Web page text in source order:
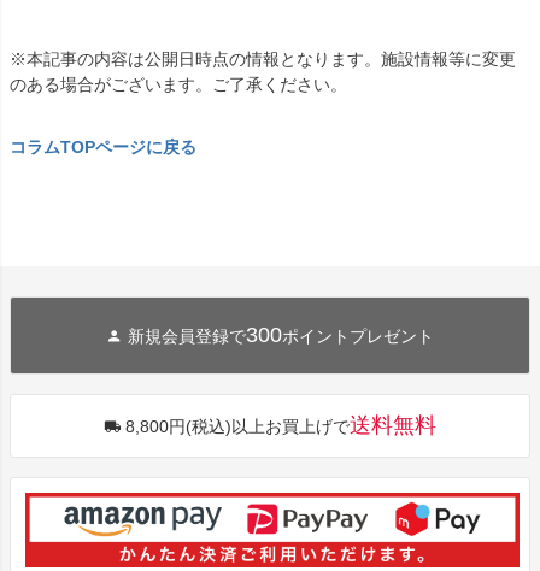
※本記事の内容は公開日時点の情報となります。施設情報等に変更
のある場合がございます。ご了承ください。
コラムTOPページに戻る
新規会員登録で300ポイントプレゼント
8,800円(税込)以上お買上げで送料無料